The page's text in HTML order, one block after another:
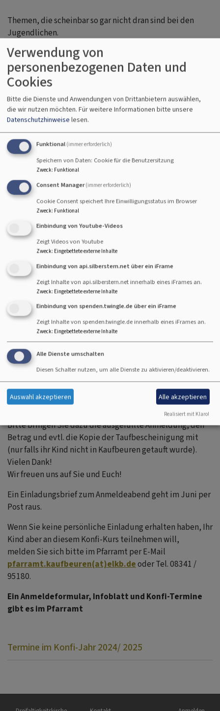
Themen, die scheinbar so gar nicht dran sind bei den
Jugendlichen.
Aber Themen, die immer wieder aufbrechen.
Es geht um Suchen und Finden. Um Annehmen und
Angenommensein.
Es ist unheimlich spannend die Jugendlichen gerade in
dieser Zeit zu begleiten.
Sich mit Ihnen auf den Weg zu machen, und zu fragen, zu
diskutieren, auszuprobieren.
Dabei soll ganz viel Raum sein für ihre Fragen und ihre
ganz eigenen Antworten.
Wir freuen uns sehr darauf, dass wir die Jugendlichen
Es ist auch für uns immer wieder eine bereichernde und
wunderbare Erfahrung.
Bildrechte DFK
Pfarrerin Dorothee Stürzbecher-Schalück und Pfarrerin
Barbara Röhm mit TeamerInnen
Deswegen herzliche Einladung an Sie und die
zukünftigen Konfirmand:innen zum Anmeldeabend!
Bitte bringen Sie dazu die ausgefüllte Anmeldung, den
Betrag und evtl. die Kopie der Taufbescheinigung mit
(nur falls ihr Kind nicht in Kaufbeuren getauft wurde).
Vielen Dank!
Wir freuen uns auf Sie und Euch!
Ein Einladungsbrief zum Anmeldeabend geht im Juni per
Post raus.
Wenn Sie keine persönliche Einladung erhalten haben, Ihr
Kind aber an diesem Konfi-Kurs teilnehmen will,
melden Sie sich bitte im Pfarramt per E-Mail
pfarramt.kaufbeuren(at)elkb.deoder Tel. 08341 /
95180.
Ein Anmeldeformular, Infoblatt und Konfi-Termine
gibt es im Pfarramt
Termine im Konfi-Jahr 2024/ 2025
Hauptnavigation Fußbereichsmenü
Verwendung von
personenbezogenen Daten und
Cookies
Bitte die Dienste und Anwendungen von Drittanbietern auswählen,
die wir nutzen möchten. Für weitere Informationen bitte unsere
Datenschutzhinweise lesen.
Funktional (immer erforderlich)
Speichern von Daten: Cookie für die Benutzersitzung
Zweck: Funktional
Consent Manager (immer erforderlich)
Cookie Consent speichert Ihre Einwilligungsstatus im Browser
Zweck: Funktional
Einbindung von Youtube-Videos
Zeigt Videos von Youtube
Zweck: Eingebettete externe Inhalte
Einbindung von api.silberstern.net über ein iFrame
Zeigt Inhalte von api.silberstern.net innerhalb eines iFrames an.
Zweck: Eingebettete externe Inhalte
Einbindung von spenden.twingle.de über ein iFrame
Zeigt Inhalte von spenden.twingle.de innerhalb eines iFrames an.
Zweck: Eingebettete externe Inhalte
Alle Dienste umschalten
Diesen Schalter nutzen, um alle Dienste zu aktivieren/deaktivieren.
Auswahl akzeptieren Alle akzeptieren
Realisiert mit Klaro!